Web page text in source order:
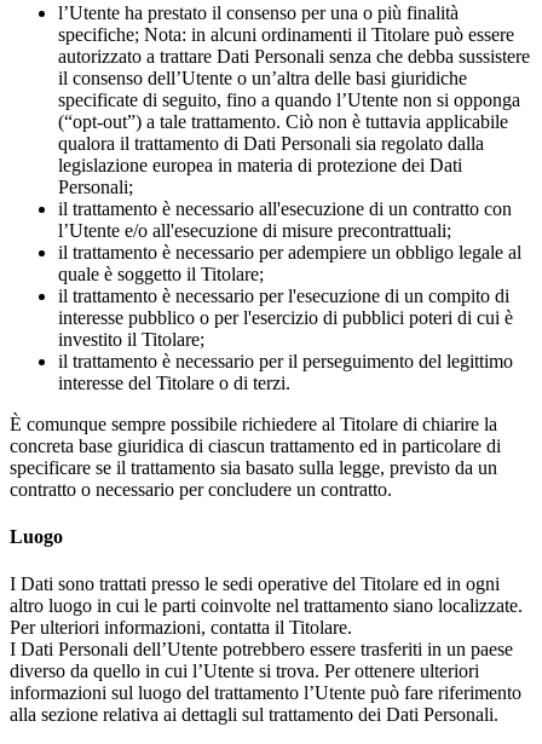
l’Utente ha prestato il consenso per una o più finalità
specifiche; Nota: in alcuni ordinamenti il Titolare può essere
autorizzato a trattare Dati Personali senza che debba sussistere
il consenso dell’Utente o un’altra delle basi giuridiche
specificate di seguito, fino a quando l’Utente non si opponga
(“opt-out”) a tale trattamento. Ciò non è tuttavia applicabile
qualora il trattamento di Dati Personali sia regolato dalla
legislazione europea in materia di protezione dei Dati
Personali;
il trattamento è necessario all'esecuzione di un contratto con
l’Utente e/o all'esecuzione di misure precontrattuali;
il trattamento è necessario per adempiere un obbligo legale al
quale è soggetto il Titolare;
il trattamento è necessario per l'esecuzione di un compito di
interesse pubblico o per l'esercizio di pubblici poteri di cui è
investito il Titolare;
il trattamento è necessario per il perseguimento del legittimo
interesse del Titolare o di terzi.
È comunque sempre possibile richiedere al Titolare di chiarire la
concreta base giuridica di ciascun trattamento ed in particolare di
specificare se il trattamento sia basato sulla legge, previsto da un
contratto o necessario per concludere un contratto.
Luogo
I Dati sono trattati presso le sedi operative del Titolare ed in ogni
altro luogo in cui le parti coinvolte nel trattamento siano localizzate.
Per ulteriori informazioni, contatta il Titolare.
I Dati Personali dell’Utente potrebbero essere trasferiti in un paese
diverso da quello in cui l’Utente si trova. Per ottenere ulteriori
informazioni sul luogo del trattamento l’Utente può fare riferimento
alla sezione relativa ai dettagli sul trattamento dei Dati Personali.